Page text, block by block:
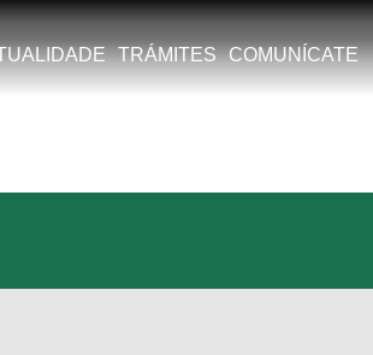
TRÁMITES COMUNÍCATE